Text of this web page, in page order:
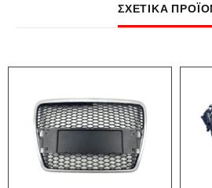
ΣΧΕΤΙΚΆ